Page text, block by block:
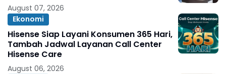
August 07, 2026
Ekonomi
Hisense Siap Layani Konsumen 365 Hari,
Tambah Jadwal Layanan Call Center
Hisense Care
August 06, 2026